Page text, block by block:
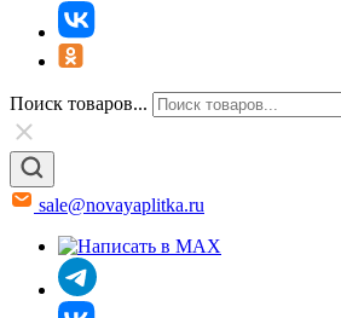
Поиск товаров...
sale@novayaplitka.ru